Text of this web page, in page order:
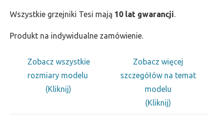
Wszystkie grzejniki Tesi mają 10 lat gwarancji.
Produkt na indywidualne zamówienie.
Zobacz wszystkie
rozmiary modelu
(Kliknij)
Zobacz więcej
szczegółów na temat
modelu
(Kliknij)